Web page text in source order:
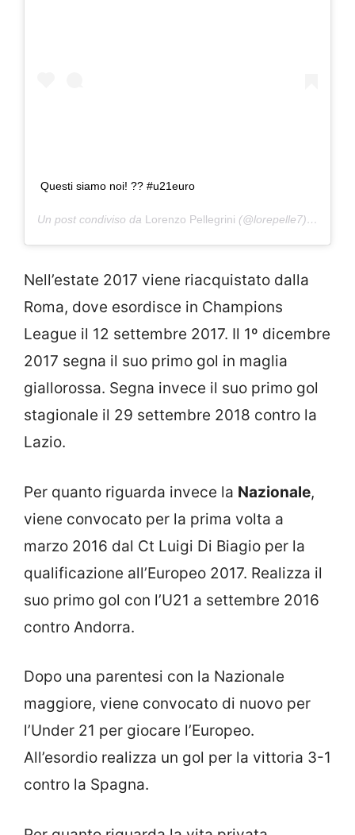
Questi siamo noi! ?? #u21euro
Un post condiviso da Lorenzo Pellegrini (@lorepelle7) in data:
Nell’estate 2017 viene riacquistato dalla
Roma, dove esordisce in Champions
League il 12 settembre 2017. Il 1º dicembre
2017 segna il suo primo gol in maglia
giallorossa. Segna invece il suo primo gol
stagionale il 29 settembre 2018 contro la
Lazio.
Per quanto riguarda invece la Nazionale,
viene convocato per la prima volta a
marzo 2016 dal Ct Luigi Di Biagio per la
qualificazione all’Europeo 2017. Realizza il
suo primo gol con l’U21 a settembre 2016
contro Andorra.
Dopo una parentesi con la Nazionale
maggiore, viene convocato di nuovo per
l’Under 21 per giocare l’Europeo.
All’esordio realizza un gol per la vittoria 3-1
contro la Spagna.